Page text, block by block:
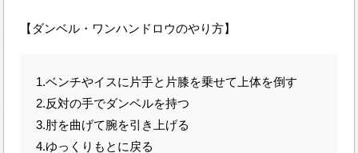
【ダンベル・ワンハンドロウのやり方】
1.ベンチやイスに片手と片膝を乗せて上体を倒す
2.反対の手でダンベルを持つ
3.肘を曲げて腕を引き上げる
4.ゆっくりもとに戻る